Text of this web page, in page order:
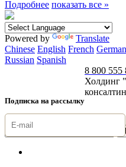
Подробнее показать все »
Powered by
Translate
Chinese English French German
Russian Spanish
Подписка на рассылку
8 800 555
Холдинг